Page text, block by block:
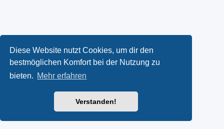
Diese Website nutzt Cookies, um dir den
bestmöglichen Komfort bei der Nutzung zu
bieten. Mehr erfahren
Verstanden!